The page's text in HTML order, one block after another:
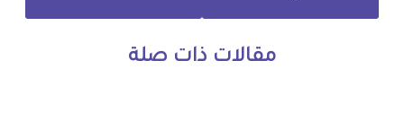
مقالات ذات صلة